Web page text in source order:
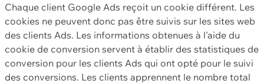
Chaque client Google Ads reçoit un cookie différent. Les
cookies ne peuvent donc pas être suivis sur les sites web
des clients Ads. Les informations obtenues à l'aide du
cookie de conversion servent à établir des statistiques de
conversion pour les clients Ads qui ont opté pour le suivi
des conversions. Les clients apprennent le nombre total